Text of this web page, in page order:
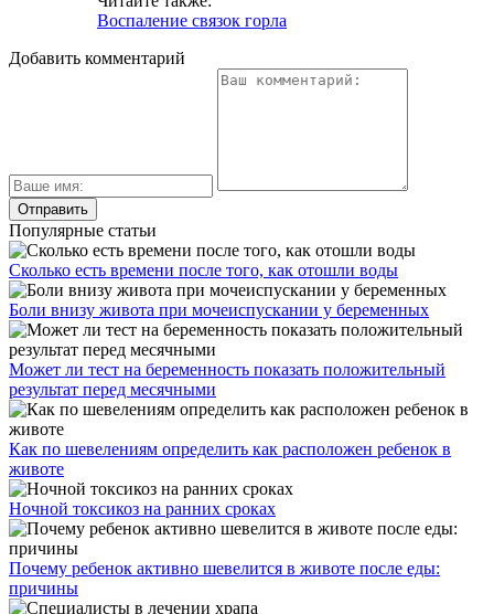
Воспаление связок горла
Добавить комментарий
Популярные статьи
Сколько есть времени после того, как отошли воды
Боли внизу живота при мочеиспускании у беременных
Может ли тест на беременность показать положительный
результат перед месячными
Как по шевелениям определить как расположен ребенок в
животе
Ночной токсикоз на ранних сроках
Почему ребенок активно шевелится в животе после еды:
причины